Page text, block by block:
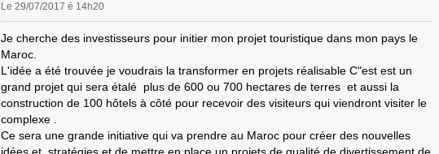
Le 29/07/2017 é 14h20
Je cherche des investisseurs pour initier mon projet touristique dans mon pays le
Maroc.
L'idée a été trouvée je voudrais la transformer en projets réalisable C"est est un
grand projet qui sera étalé  plus de 600 ou 700 hectares de terres  et aussi la
construction de 100 hôtels à côté pour recevoir des visiteurs qui viendront visiter le
complexe .
Ce sera une grande initiative qui va prendre au Maroc pour créer des nouvelles